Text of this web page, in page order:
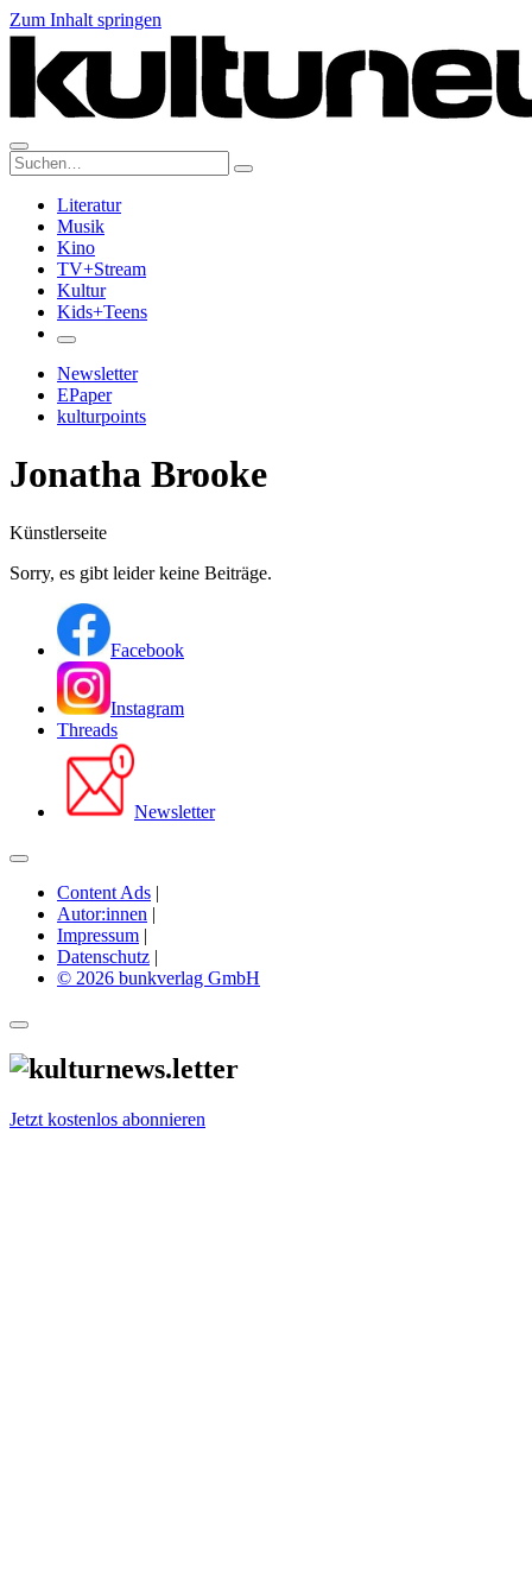
Zum Inhalt springen
Suche:
Literatur
Musik
Kino
TV+Stream
Kultur
Kids+Teens
Newsletter
EPaper
kulturpoints
Jonatha Brooke
Künstlerseite
Sorry, es gibt leider keine Beiträge.
Facebook
Instagram
Threads
Newsletter
Content Ads |
Autor:innen |
Impressum |
Datenschutz |
© 2026 bunkverlag GmbH
Jetzt kostenlos abonnieren